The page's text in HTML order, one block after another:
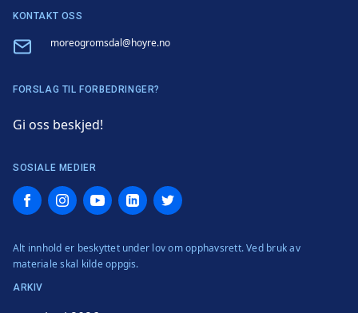
KONTAKT OSS
Email moreogromsdal@hoyre.no
FORSLAG TIL FORBEDRINGER?
Gi oss beskjed!
SOSIALE MEDIER
FacebookInstagramYouTubeLinkedInTwitter
Alt innhold er beskyttet under lov om opphavsrett. Ved bruk av
materiale skal kilde oppgis.
ARKIV